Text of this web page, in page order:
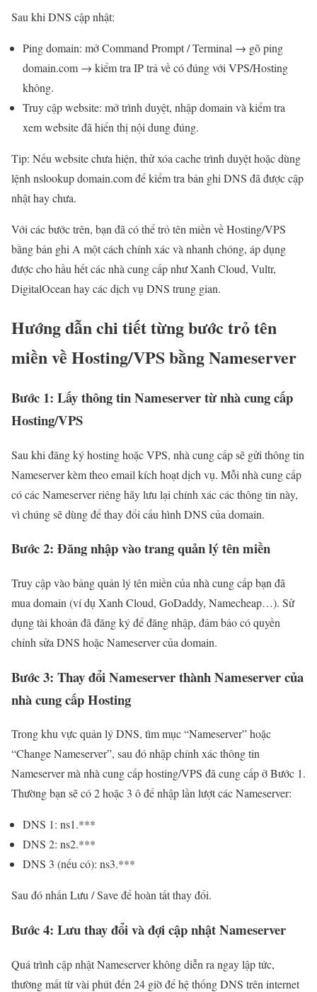
Sau khi DNS cập nhật:
Ping domain: mở Command Prompt / Terminal → gõ ping
domain.com → kiểm tra IP trả về có đúng với VPS/Hosting
không.
Truy cập website: mở trình duyệt, nhập domain và kiểm tra
xem website đã hiển thị nội dung đúng.
Tip: Nếu website chưa hiện, thử xóa cache trình duyệt hoặc dùng
lệnh nslookup domain.com để kiểm tra bản ghi DNS đã được cập
nhật hay chưa.
Với các bước trên, bạn đã có thể trỏ tên miền về Hosting/VPS
bằng bản ghi A một cách chính xác và nhanh chóng, áp dụng
được cho hầu hết các nhà cung cấp như Xanh Cloud, Vultr,
DigitalOcean hay các dịch vụ DNS trung gian.
Hướng dẫn chi tiết từng bước trỏ tên
miền về Hosting/VPS bằng Nameserver
Bước 1: Lấy thông tin Nameserver từ nhà cung cấp
Hosting/VPS
Sau khi đăng ký hosting hoặc VPS, nhà cung cấp sẽ gửi thông tin
Nameserver kèm theo email kích hoạt dịch vụ. Mỗi nhà cung cấp
có các Nameserver riêng hãy lưu lại chính xác các thông tin này,
vì chúng sẽ dùng để thay đổi cấu hình DNS của domain.
Bước 2: Đăng nhập vào trang quản lý tên miền
Truy cập vào bảng quản lý tên miền của nhà cung cấp bạn đã
mua domain (ví dụ Xanh Cloud, GoDaddy, Namecheap…). Sử
dụng tài khoản đã đăng ký để đăng nhập, đảm bảo có quyền
chỉnh sửa DNS hoặc Nameserver của domain.
Bước 3: Thay đổi Nameserver thành Nameserver của
nhà cung cấp Hosting
Trong khu vực quản lý DNS, tìm mục “Nameserver” hoặc
“Change Nameserver”, sau đó nhập chính xác thông tin
Nameserver mà nhà cung cấp hosting/VPS đã cung cấp ở Bước 1.
Thường bạn sẽ có 2 hoặc 3 ô để nhập lần lượt các Nameserver:
DNS 1: ns1.***
DNS 2: ns2.***
DNS 3 (nếu có): ns3.***
Sau đó nhấn Lưu / Save để hoàn tất thay đổi.
Bước 4: Lưu thay đổi và đợi cập nhật Nameserver
Quá trình cập nhật Nameserver không diễn ra ngay lập tức,
thường mất từ vài phút đến 24 giờ để hệ thống DNS trên internet